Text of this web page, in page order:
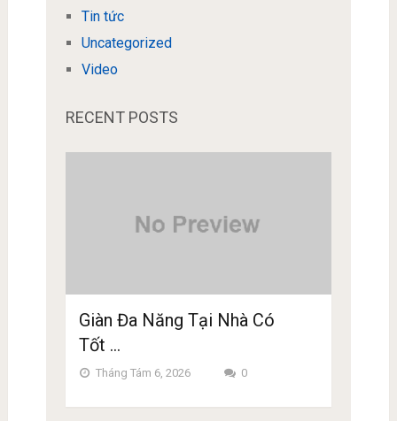
Tin tức
Uncategorized
Video
RECENT POSTS
Giàn Đa Năng Tại Nhà Có
Tốt …
Tháng Tám 6, 2026 0